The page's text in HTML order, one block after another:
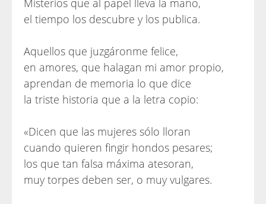
Misterios que al papel lleva la mano,
el tiempo los descubre y los publica.
Aquellos que juzgáronme felice,
en amores, que halagan mi amor propio,
aprendan de memoria lo que dice
la triste historia que a la letra copio:
«Dicen que las mujeres sólo lloran
cuando quieren fingir hondos pesares;
los que tan falsa máxima atesoran,
muy torpes deben ser, o muy vulgares.